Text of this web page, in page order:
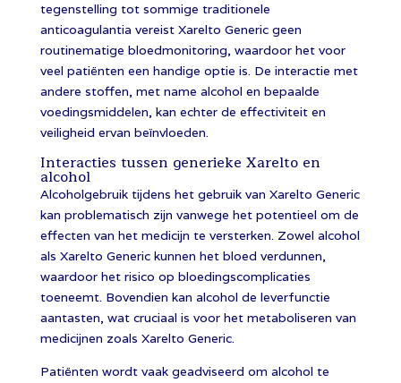
tegenstelling tot sommige traditionele
anticoagulantia vereist Xarelto Generic geen
routinematige bloedmonitoring, waardoor het voor
veel patiënten een handige optie is. De interactie met
andere stoffen, met name alcohol en bepaalde
voedingsmiddelen, kan echter de effectiviteit en
veiligheid ervan beïnvloeden.
Interacties tussen generieke Xarelto en
alcohol
Alcoholgebruik tijdens het gebruik van Xarelto Generic
kan problematisch zijn vanwege het potentieel om de
effecten van het medicijn te versterken. Zowel alcohol
als Xarelto Generic kunnen het bloed verdunnen,
waardoor het risico op bloedingscomplicaties
toeneemt. Bovendien kan alcohol de leverfunctie
aantasten, wat cruciaal is voor het metaboliseren van
medicijnen zoals Xarelto Generic.
Patiënten wordt vaak geadviseerd om alcohol te